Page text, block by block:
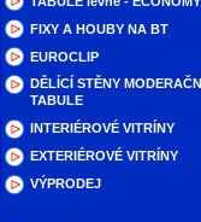
FIXY A HOUBY NA BT
EUROCLIP
DĚLÍCÍ STĚNY MODERAČNÍ
TABULE
INTERIÉROVÉ VITRÍNY
EXTERIÉROVÉ VITRÍNY
VÝPRODEJ